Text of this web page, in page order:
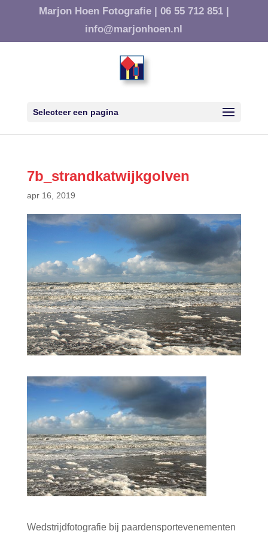
Marjon Hoen Fotografie | 06 55 712 851 |
info@marjonhoen.nl
Selecteer een pagina
7b_strandkatwijkgolven
apr 16, 2019
Wedstrijdfotografie bij paardensportevenementen